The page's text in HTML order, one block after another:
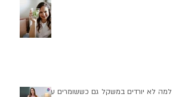
למה לא יורדים במשקל גם כששומרים על